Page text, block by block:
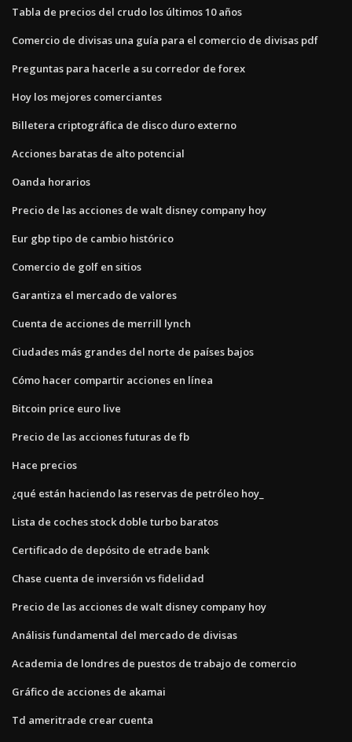
Tabla de precios del crudo los últimos 10 años
Comercio de divisas una guía para el comercio de divisas pdf
Preguntas para hacerle a su corredor de forex
Hoy los mejores comerciantes
Billetera criptográfica de disco duro externo
Acciones baratas de alto potencial
Oanda horarios
Precio de las acciones de walt disney company hoy
Eur gbp tipo de cambio histórico
Comercio de golf en sitios
Garantiza el mercado de valores
Cuenta de acciones de merrill lynch
Ciudades más grandes del norte de países bajos
Cómo hacer compartir acciones en línea
Bitcoin price euro live
Precio de las acciones futuras de fb
Hace precios
¿qué están haciendo las reservas de petróleo hoy_
Lista de coches stock doble turbo baratos
Certificado de depósito de etrade bank
Chase cuenta de inversión vs fidelidad
Precio de las acciones de walt disney company hoy
Análisis fundamental del mercado de divisas
Academia de londres de puestos de trabajo de comercio
Gráfico de acciones de akamai
Td ameritrade crear cuenta